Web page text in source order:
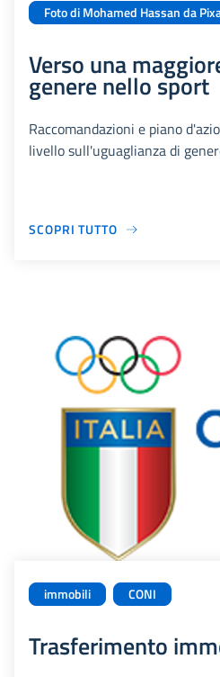
Foto di Mohamed Hassan da
Verso una
genere nello sport
Raccomandazioni e piano
livello sull'uguaglianza di
SCOPRI TUTTO
immobili CONI
Trasferimento